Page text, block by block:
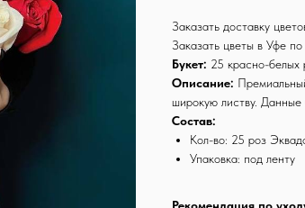
Заказать доставку
Заказать цветы в Уфе
Букет: 25 красно-белых
Описание:
широкую листву.
Состав:
Кол-во: 25 роз
Упаковка: под ленту